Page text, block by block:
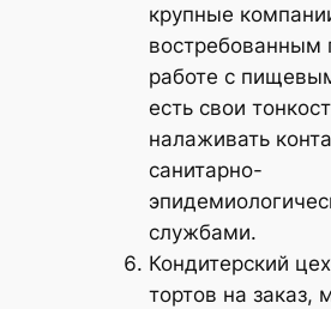
крупные
востребованным
работе с
есть свои
налаживать
санитарно-
службами.
Кондитерский
тортов на заказ,